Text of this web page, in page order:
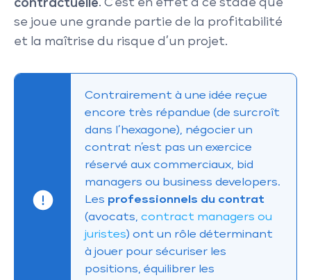
contractuelle. C’est en effet à ce stade que
se joue une grande partie de la profitabilité
et la maîtrise du risque d’un projet.
Contrairement à une idée reçue
encore très répandue (de surcroît
dans l’hexagone), négocier un
contrat n’est pas un exercice
réservé aux commerciaux, bid
managers ou business developers.
Les professionnels du contrat
(avocats,contract managers ou
juristes) ont un rôle déterminant
à jouer pour sécuriser les
positions, équilibrer les